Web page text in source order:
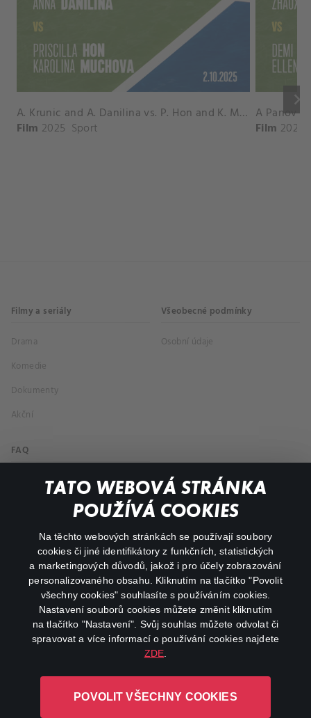
TATO WEBOVÁ STRÁNKA
POUŽÍVÁ COOKIES
Na těchto webových stránkách se používají soubory
cookies či jiné identifikátory z funkčních, statistických
a marketingových důvodů, jakož i pro účely zobrazování
personalizovaného obsahu. Kliknutím na tlačítko "Povolit
všechny cookies" souhlasíte s používáním cookies.
Nastavení souborů cookies můžete změnit kliknutím
na tlačítko "Nastavení". Svůj souhlas můžete odvolat či
spravovat a více informací o používání cookies najdete
ZDE
POVOLIT VŠECHNY COOKIES
keyboard_arrow_right
A. Krunic and A. Danilina vs. P. Hon and K. Muchova Match Highlights - BEIJING_Capital Group Diamond ( October 02, 2025)
Film 2025 Sport Film 2026
Filmy a seriály
Drama
Komedie
Dokumenty
Akční
Všeobecné podmínky
Osobní údaje
FAQ
Můj účet
Důležité odkazy
facebookinstagram
youtube
L-1246 Luxembourg R.C.S.